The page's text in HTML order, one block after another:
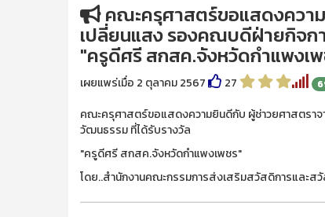
คณะครุศาสตร์ขอแสดงควา
เปลี่ยนแสง รองคณบดีฝ่ายกิจก
"ครูดีศรี สกสค.จังหวัดกำแพงเ
เผยแพร่เมื่อ 2 ตุลาคม 2567 27
คณะครุศาสตร์ขอแสดงความยินดีกับ ผู้ช่าวยศาสตรา
วัฒนธรรม ที่ได้รับรางวัล
"ครูดีศรี สกสค.จังหวัดกำแพงเพชร"
โดย..สำนักงานคณะกรรมการส่งเสริมสวัสดิการและส